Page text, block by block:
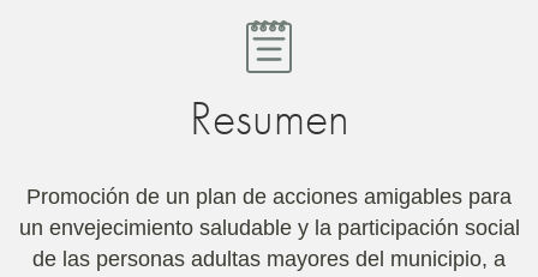
Resumen
Promoción de un plan de acciones amigables para
un envejecimiento saludable y la participación social
de las personas adultas mayores del municipio, a